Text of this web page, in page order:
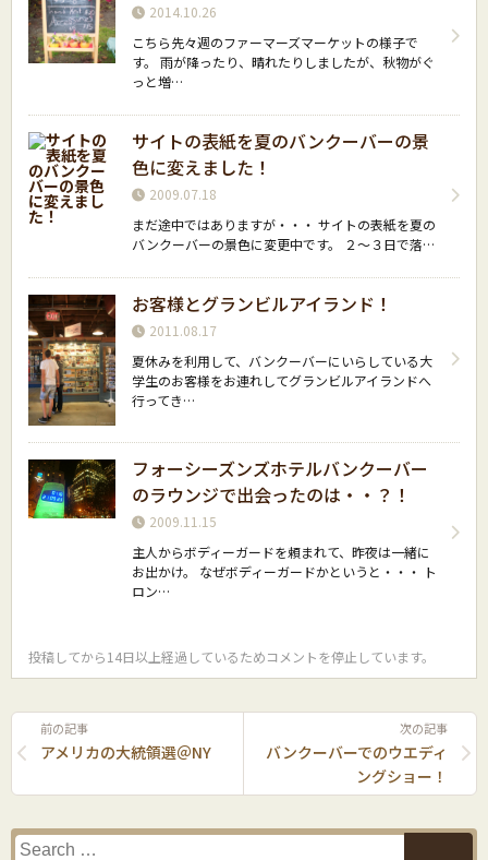
2014.10.26
こちら先々週のファーマーズマーケットの様子で
す。 雨が降ったり、晴れたりしましたが、秋物がぐ
っと増…
サイトの表紙を夏のバンクーバーの景
色に変えました！
2009.07.18
まだ途中ではありますが・・・ サイトの表紙を夏の
バンクーバーの景色に変更中です。 ２〜３日で落…
お客様とグランビルアイランド！
2011.08.17
夏休みを利用して、バンクーバーにいらしている大
学生のお客様をお連れしてグランビルアイランドへ
行ってき…
フォーシーズンズホテルバンクーバー
のラウンジで出会ったのは・・？！
2009.11.15
主人からボディーガードを頼まれて、昨夜は一緒に
お出かけ。 なぜボディーガードかというと・・・ ト
ロン…
投稿してから14日以上経過しているためコメントを停止しています。
前の記事
アメリカの大統領選＠NY
次の記事
バンクーバーでのウエディ
ングショー！